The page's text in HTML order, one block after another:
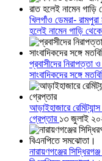
খিলগাঁও ডেমরা-
হলেই নামেন গাড়ি
প্রবাসীদের নিরাপত্তা
সাংবাদিকদের সঙ্গে
আড়াইহাজারে
গ্রেপ্তার ১৩ জুলাই
নারায়ণগঞ্জের